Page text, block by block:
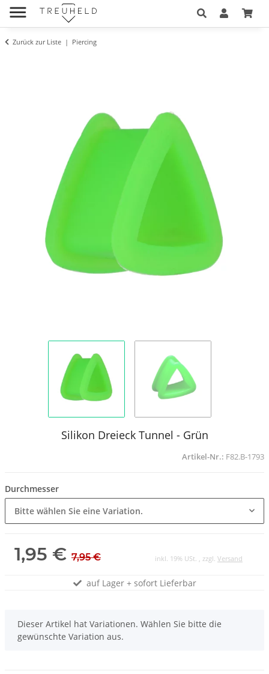
Zurück zur Liste Piercing
Silikon Dreieck Tunnel - Grün
Artikel-Nr.: F82.B-1793
Durchmesser
Bitte wählen Sie eine Variation.
1,95 € 7,95 € inkl. 19% USt. , zzgl. Versand
auf Lager + sofort Lieferbar
x
Dieser Artikel hat Variationen. Wählen Sie bitte die
gewünschte Variation aus.